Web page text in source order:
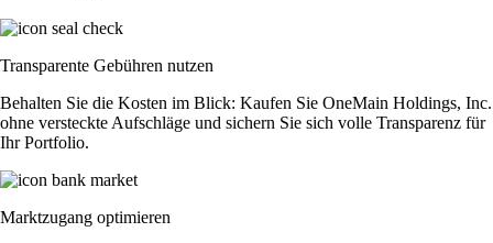
Transparente Gebühren nutzen
Behalten Sie die Kosten im Blick: Kaufen Sie OneMain Holdings, Inc.
ohne versteckte Aufschläge und sichern Sie sich volle Transparenz für
Ihr Portfolio.
Marktzugang optimieren